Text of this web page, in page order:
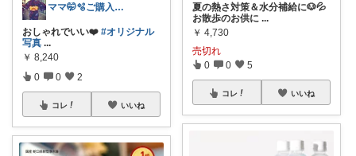
ママ🤭🫧ご購入ありがとうございます
おしゃれでいい❤️ #オリジナル
写真 ...
￥ 8,240
0 0 2
コレ いいね
夏の熱さ対策＆水分補給に🐶💦
お散歩のお供に ...
￥ 4,730
売切れ
0 0 5
コレ いいね